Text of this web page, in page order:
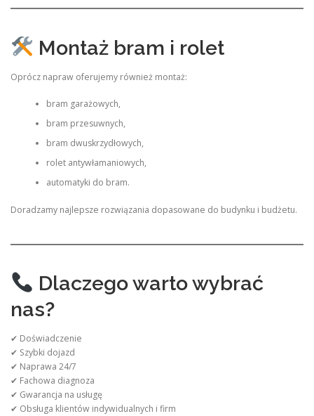
Montaż bram i rolet
Oprócz napraw oferujemy również montaż:
bram garażowych,
bram przesuwnych,
bram dwuskrzydłowych,
rolet antywłamaniowych,
automatyki do bram.
Doradzamy najlepsze rozwiązania dopasowane do budynku i budżetu.
Dlaczego warto wybrać
nas?
✔ Doświadczenie
✔ Szybki dojazd
✔ Naprawa 24/7
✔ Fachowa diagnoza
✔ Gwarancja na usługę
✔ Obsługa klientów indywidualnych i firm